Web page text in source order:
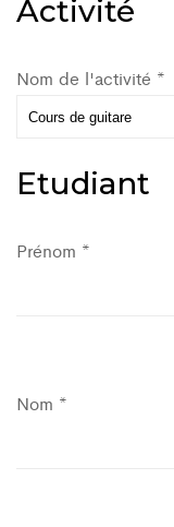
Activité
Nom de l'activité *
Etudiant
Prénom *
Nom *